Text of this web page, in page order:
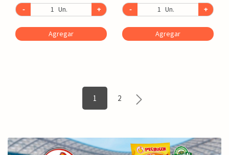
- Un. +
Agregar
- Un. +
Agregar
1 2